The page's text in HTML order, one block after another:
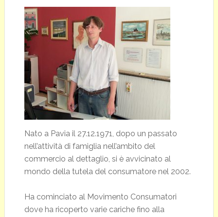
Nato a Pavia il 27.12.1971, dopo un passato
nell’attività di famiglia nell’ambito del
commercio al dettaglio, si è avvicinato al
mondo della tutela del consumatore nel 2002.
Ha cominciato al Movimento Consumatori
dove ha ricoperto varie cariche fino alla